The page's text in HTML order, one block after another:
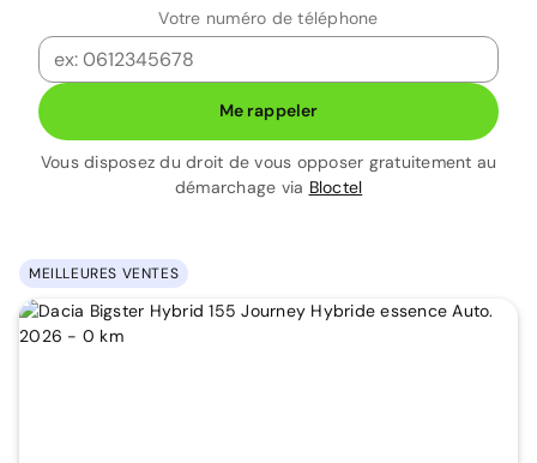
Votre numéro de téléphone
Me rappeler
Vous disposez du droit de vous opposer gratuitement au
démarchage via Bloctel
MEILLEURES VENTES